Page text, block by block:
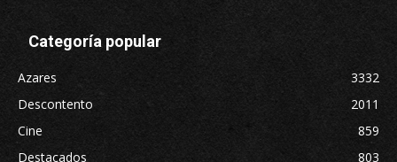
Categoría popular
Azares
3332
Descontento
2011
Cine
859
Destacados
803